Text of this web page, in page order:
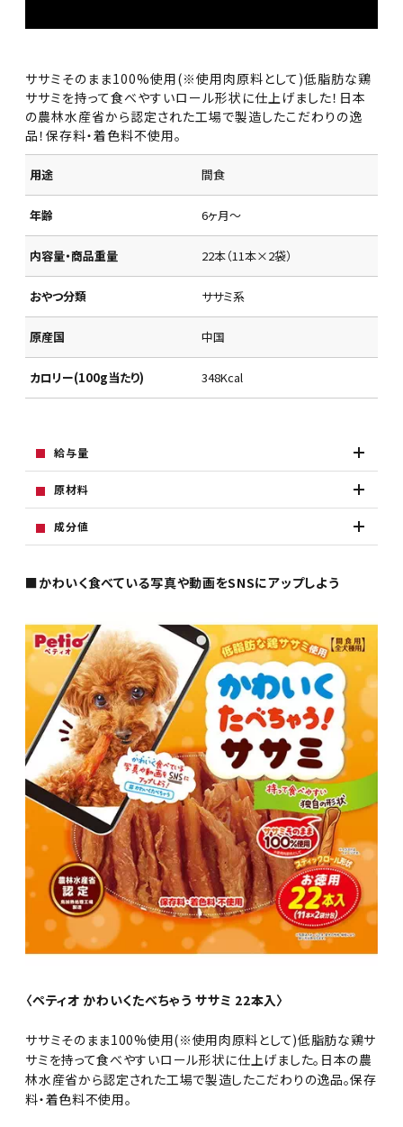
ササミそのまま100%使用(※使用肉原料として)低脂肪な鶏
ササミを持って食べやすいロール形状に仕上げました！日本
の農林水産省から認定された工場で製造したこだわりの逸
品！保存料・着色料不使用。
用途 間食
年齢 6ヶ月～
内容量・商品重量 22本（11本×2袋）
おやつ分類 ササミ系
原産国 中国
カロリー(100g当たり) 348Kcal
給与量
原材料
成分値
■かわいく食べている写真や動画をSNSにアップしよう
〈ペティオ かわいくたべちゃう ササミ 22本入〉
ササミそのまま100%使用(※使用肉原料として)低脂肪な鶏サ
サミを持って食べやすいロール形状に仕上げました。日本の農
林水産省から認定された工場で製造したこだわりの逸品。保存
料・着色料不使用。